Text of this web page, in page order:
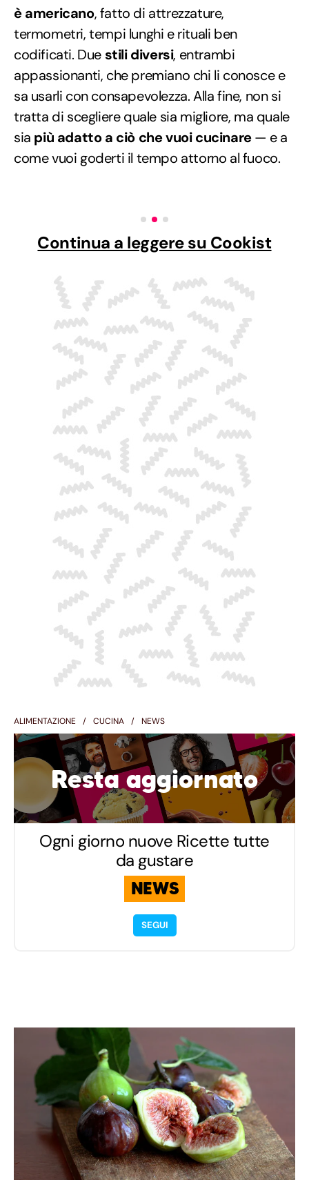
è americano, fatto di attrezzature,
termometri, tempi lunghi e rituali ben
codificati. Due stili diversi, entrambi
appassionanti, che premiano chi li conosce e
sa usarli con consapevolezza. Alla fine, non si
tratta di scegliere quale sia migliore, ma quale
sia più adatto a ciò che vuoi cucinare— e a
come vuoi goderti il tempo attorno al fuoco.
Continua a leggere su Cookist
ALIMENTAZIONE CUCINA NEWS
Resta aggiornato
Ogni giorno nuove Ricette tutte
da gustare
NEWS
SEGUI